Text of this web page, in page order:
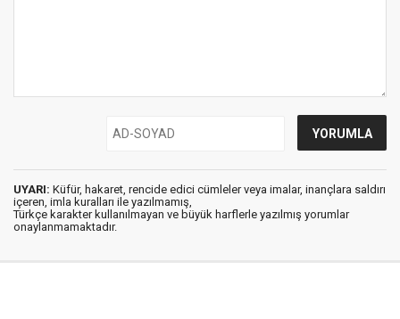
UYARI: Küfür, hakaret, rencide edici cümleler veya imalar, inançlara saldırı
içeren, imla kuralları ile yazılmamış,
Türkçe karakter kullanılmayan ve büyük harflerle yazılmış yorumlar
onaylanmamaktadır.